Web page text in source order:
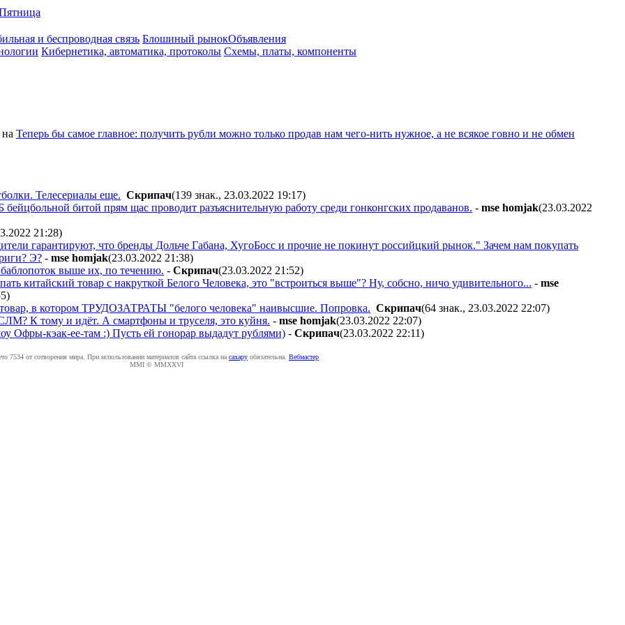
и беспроводная связь Блошиный рынокОбъявления
Кибернетика, автоматика, протоколы Схемы, платы, компоненты
на Теперь бы самое главное: получить рубли можно только продав нам чего-нить нужное, а не всякое говно и не обмен
Телесериалы еще. Cкpипaч(139 знак., 23.03.2022 19:17)
битой прям щас проводит разъяснительную работу среди гонконгских продаванов. - mse homjak(23.03.2022
21:28)
гарантируют, что бренды Дольче Габана, ХугоБосс и прочие не покинут российцкий рынок." Зачем нам покупать
Э? - mse homjak(23.03.2022 21:38)
выше их, по течению. - Cкpипaч(23.03.2022 21:52)
китайский товар с накруткой Белого Человека, это "встроиться выше"? Ну, собсно, ничо удивительного... - mse
)
в котором ТРУДОЗАТРАТЫ "белого человека" наивысшие. Попровка. Cкpипaч(64 знак., 23.03.2022 22:07)
К тому и идёт. А смартфоны и труселя, это куйня. - mse homjak(23.03.2022 22:07)
Офры-кэак-ее-там :) Пусть ей гонорар выдадут рублями) - Cкpипaч(23.03.2022 22:11)
7534 от сотворения мира. При использовании материалов сайта ссылка на caxapу обязательна. Вебмастер
MMI © MMXXVI